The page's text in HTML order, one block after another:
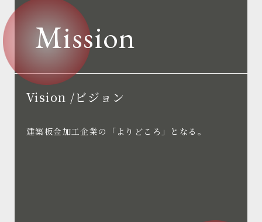
Mission
Vision /ビジョン
建築板金加工企業の「よりどころ」となる。